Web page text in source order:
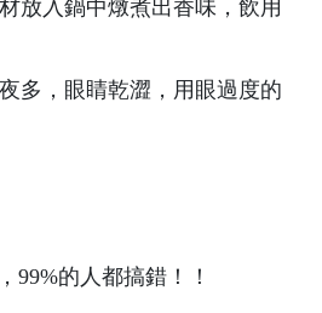
放入鍋中燉煮出香味，飲用
多，眼睛乾澀，用眼過度的